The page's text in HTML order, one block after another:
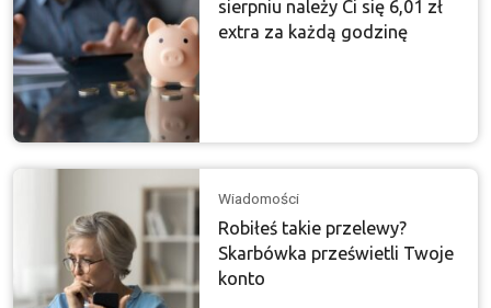
sierpniu należy Ci się 6,01 zł
extra za każdą godzinę
Wiadomości
Robiłeś takie przelewy?
Skarbówka prześwietli Twoje
konto